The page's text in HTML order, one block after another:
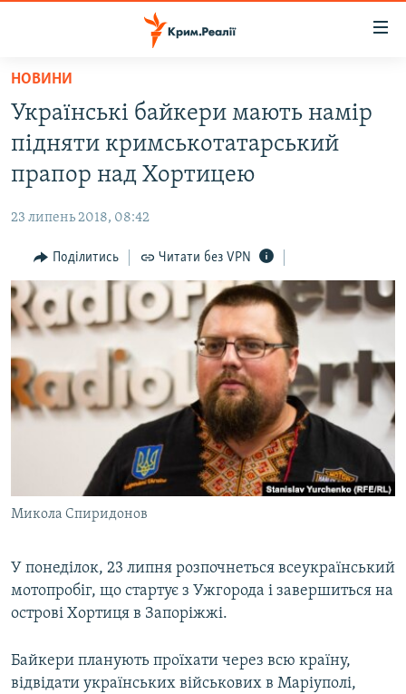
Перейти
основного
матеріалу
до
основної
Перейти
до
пошуку
ВОДА.КРИМ
ВІДЕО ТА ФОТО
БЛОГИ
ПОГЛЯД
ІНТЕРВ'Ю
ВСЕ ЗА ДЕНЬ
СПЕЦПРОЕКТИ
ДЕПОРТАЦІЯ
ВІДЕОУРОКИ «ELIFBE»
СВІДЧЕННЯ ОКУПАЦІЇ
УКРАЇНСЬКА ПРОБЛЕМА КРИМУ
ІНФОГРАФІКА
ЯК ОБІЙТИ БЛОКУВАННЯ
ДОЛУЧАЙСЯ!
Усі сайти RFE/RL
НОВИНИ
Українські байкери мають намір
підняти кримськотатарський
прапор над Хортицею
23 липень 2018, 08:42
Поділитись Читати без VPN
Микола Спиридонов
У понеділок, 23 липня розпочнеться всеукраїнський
мотопробіг, що стартує з Ужгорода і завершиться на
острові Хортиця в Запоріжжі.
Байкери планують проїхати через всю країну,
відвідати українських військових в Маріуполі,